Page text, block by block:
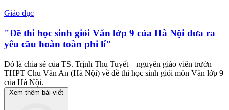
Giáo dục
"Đề thi học sinh giỏi Văn lớp 9 của Hà Nội đưa ra
yêu cầu hoàn toàn phi lí"
Đó là chia sẻ của TS. Trịnh Thu Tuyết – nguyên giáo viên trườn
THPT Chu Văn An (Hà Nội) về đề thi học sinh giỏi môn Văn lớp 9
của Hà Nội.
Xem thêm bài viết